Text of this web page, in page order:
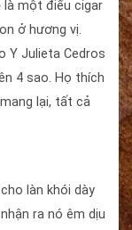
là một điếu cigar
ở hương vị.
Y Julieta Cedros
4 sao. Họ thích
lại, tất cả
cho làn khói dày
ra nó êm dịu